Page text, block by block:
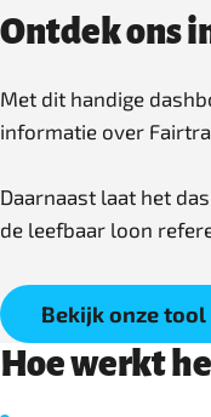
Ontdek ons
Met dit handige
informatie over
Daarnaast laat het
de leefbaar loon
Bekijk onze
Hoe werkt